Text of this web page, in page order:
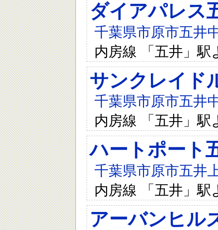
ダイアパレス
千葉県市原市五井
内房線 「五井」駅
サンクレイド
千葉県市原市五井
内房線 「五井」駅
ハートポート
千葉県市原市五井
内房線 「五井」駅
アーバンヒル